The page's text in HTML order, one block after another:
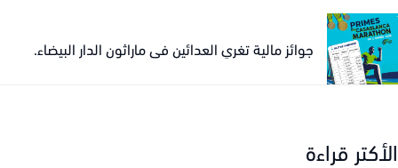
جوائز مالية تغري العدائين في ماراثون الدار البيضاء.
الأكتر قراءة